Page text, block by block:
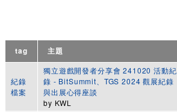
tag 主題
紀錄
檔案
獨立遊戲開發者分享會 241020 活動紀
錄 - BitSummit、TGS 2024 觀展紀錄
與出展心得座談
by KWL